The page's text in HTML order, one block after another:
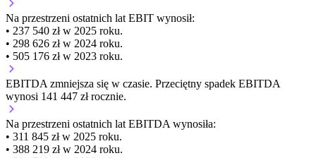
Na przestrzeni ostatnich lat EBIT wynosił:
• 237 540 zł w 2025 roku.
• 298 626 zł w 2024 roku.
• 505 176 zł w 2023 roku.
EBITDA zmniejsza się w czasie. Przeciętny spadek EBITDA
wynosi 141 447 zł rocznie.
Na przestrzeni ostatnich lat EBITDA wynosiła:
• 311 845 zł w 2025 roku.
• 388 219 zł w 2024 roku.